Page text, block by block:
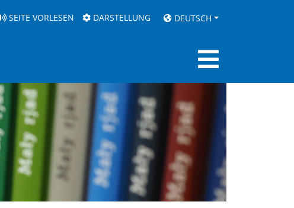
SEITE VORLESEN DARSTELLUNG DEUTSCH